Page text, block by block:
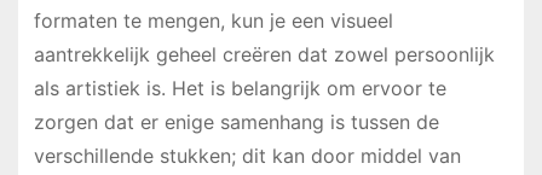
formaten te mengen, kun je een visueel
aantrekkelijk geheel creëren dat zowel persoonlijk
als artistiek is. Het is belangrijk om ervoor te
zorgen dat er enige samenhang is tussen de
verschillende stukken; dit kan door middel van